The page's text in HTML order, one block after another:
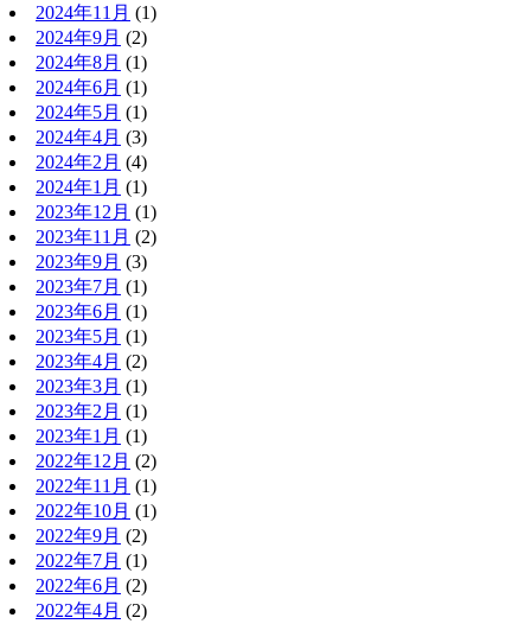
2024年11月 (1)
2024年9月 (2)
2024年8月 (1)
2024年6月 (1)
2024年5月 (1)
2024年4月 (3)
2024年2月 (4)
2024年1月 (1)
2023年12月 (1)
2023年11月 (2)
2023年9月 (3)
2023年7月 (1)
2023年6月 (1)
2023年5月 (1)
2023年4月 (2)
2023年3月 (1)
2023年2月 (1)
2023年1月 (1)
2022年12月 (2)
2022年11月 (1)
2022年10月 (1)
2022年9月 (2)
2022年7月 (1)
2022年6月 (2)
2022年4月 (2)